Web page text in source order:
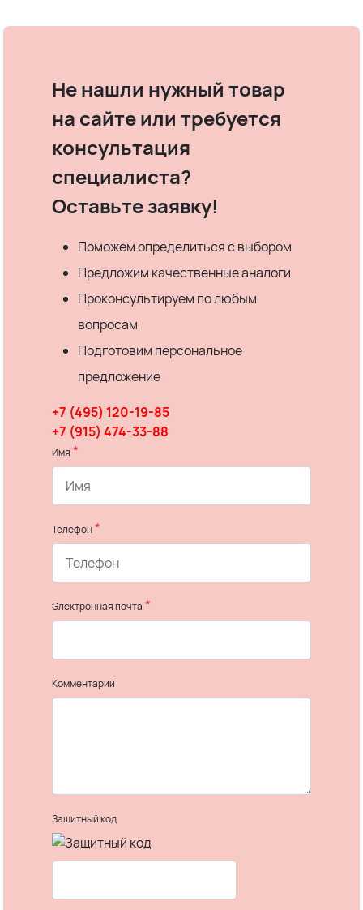
Не нашли нужный товар
на сайте или требуется
консультация
специалиста?
Оставьте заявку!
Поможем определиться с выбором
Предложим качественные аналоги
Проконсультируем по любым
вопросам
Подготовим персональное
предложение
+7 (495) 120-19-85
+7 (915) 474-33-88
Имя *
Телефон*
Электронная почта *
Комментарий
Защитный код